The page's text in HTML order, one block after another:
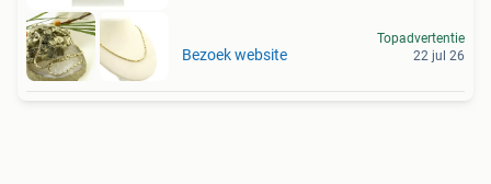
Bezoek website
Topadvertentie
22 jul 26